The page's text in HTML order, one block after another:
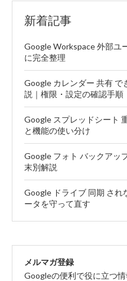
新着記事
Google Workspace 外部ユ
に完全整理
Google カレンダー 共有
説｜権限・設定の確認手順
Google スプレッドシート
と機能の使い分け
Google フォト バックアッ
末別解説
Google ドライブ 同期 され
ータを守って直す
メルマガ登録
Googleの便利で役に立つ